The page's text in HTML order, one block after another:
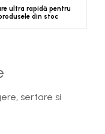
ultra rapidă pentru
din stoc
sertare si